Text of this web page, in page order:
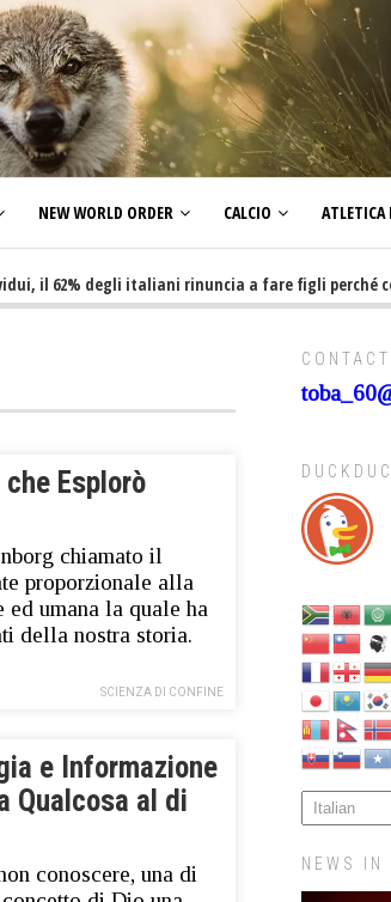
NEW WORLD ORDER CALCIO ATLETICA
degli italiani rinuncia a fare figli perché costa
che Esplorò
chiamato il
proporzionale alla
umana la quale ha
della nostra storia.
SCIENZA DI CONFINE
e Informazione
Qualcosa al di
conoscere, una di
NEWS IN